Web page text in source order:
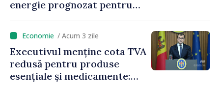
energie prognozat pentru
/ Acum 3 zile
Executivul menține cota TVA
redusă pentru produse
esențiale și medicamente: